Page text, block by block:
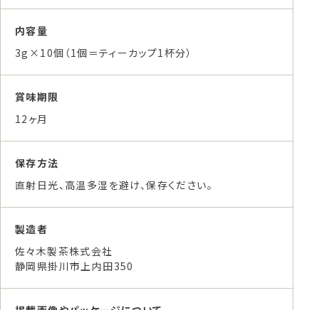
内容量
3g×10個（1個＝ティーカップ1杯分）
賞味期限
12ヶ月
保存方法
直射日光、高温多湿を避け、保存ください。
製造者
佐々木製茶株式会社
静岡県掛川市上内田350